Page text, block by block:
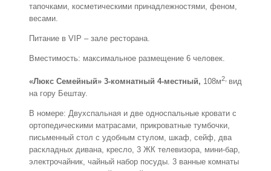
тапочками, косметическими принадлежностями, феном,
весами.
Питание в VIP – зале ресторана.
Вместимость: максимальное размещение 6 человек.
«Люкс Семейный» 3-комнатный 4-местный, 108м2, вид
на гору Бештау.
В номере: Двухспальная и две односпальные кровати с
ортопедическими матрасами, прикроватные тумбочки,
письменный стол с удобным стулом, шкаф, сейф, два
раскладных дивана, кресло, 3 ЖК телевизора, мини-бар,
электрочайник, чайный набор посуды. 3 ванные комнаты